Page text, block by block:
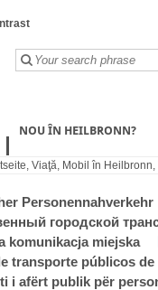
NOU ÎN HEILBRONN?
, Viaţă, Mobil în Heilbronn,
Personennahverkehr
городской
komunikacja miejska
transporte públicos de
i afërt publik për